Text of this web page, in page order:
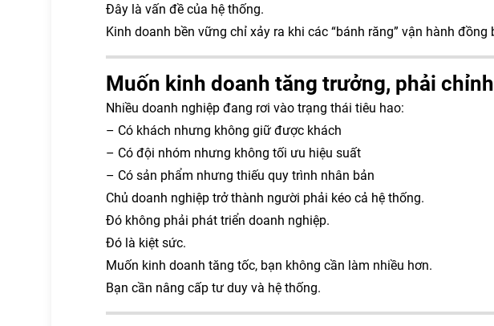
Đây là vấn đề của hệ thống.
Kinh doanh bền vững chỉ xảy ra khi các “bánh răng” vận hành đồng
Muốn kinh doanh tăng trưởng, phải
Nhiều doanh nghiệp đang rơi vào trạng thái tiêu hao:
– Có khách nhưng không giữ được khách
– Có đội nhóm nhưng không tối ưu hiệu suất
– Có sản phẩm nhưng thiếu quy trình nhân bản
Chủ doanh nghiệp trở thành người phải kéo cả hệ thống.
Đó không phải phát triển doanh nghiệp.
Đó là kiệt sức.
Muốn kinh doanh tăng tốc, bạn không cần làm nhiều hơn.
Bạn cần nâng cấp tư duy và hệ thống.